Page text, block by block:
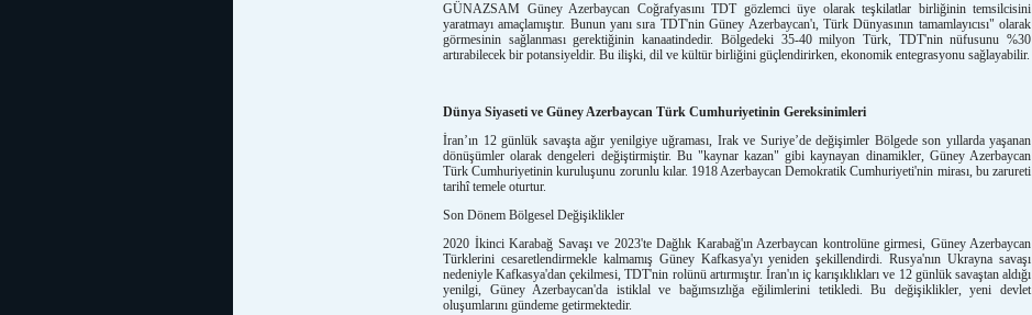
GÜNAZSAM Güney Azerbaycan Coğrafyasını TDT gözlemci üye olarak teşkilatlar birliğinin temsilcisini
yaratmayı amaçlamıştır. Bunun yanı sıra TDT'nin Güney Azerbaycan'ı, Türk Dünyasının tamamlayıcısı" olarak
görmesinin sağlanması gerektiğinin kanaatindedir. Bölgedeki 35-40 milyon Türk, TDT'nin nüfusunu %30
artırabilecek bir potansiyeldir. Bu ilişki, dil ve kültür birliğini güçlendirirken, ekonomik entegrasyonu sağlayabilir.
Dünya Siyaseti ve Güney Azerbaycan Türk Cumhuriyetinin Gereksinimleri
İran’ın 12 günlük savaşta ağır yenilgiye uğraması, Irak ve Suriye’de değişimler Bölgede son yıllarda yaşanan
dönüşümler olarak dengeleri değiştirmiştir. Bu "kaynar kazan" gibi kaynayan dinamikler, Güney Azerbaycan
Türk Cumhuriyetinin kuruluşunu zorunlu kılar. 1918 Azerbaycan Demokratik Cumhuriyeti'nin mirası, bu zarureti
tarihî temele oturtur.
Son Dönem Bölgesel Değişiklikler
2020 İkinci Karabağ Savaşı ve 2023'te Dağlık Karabağ'ın Azerbaycan kontrolüne girmesi, Güney Azerbaycan
Türklerini cesaretlendirmekle kalmamış Güney Kafkasya'yı yeniden şekillendirdi. Rusya'nın Ukrayna savaşı
nedeniyle Kafkasya'dan çekilmesi, TDT'nin rolünü artırmıştır. İran'ın iç karışıklıkları ve 12 günlük savaştan aldığı
yenilgi, Güney Azerbaycan'da istiklal ve bağımsızlığa eğilimlerini tetikledi. Bu değişiklikler, yeni devlet
oluşumlarını gündeme getirmektedir.